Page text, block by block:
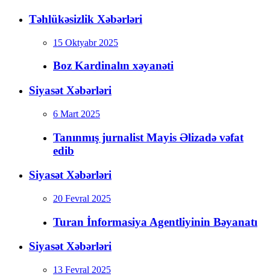
Təhlükəsizlik Xəbərləri
15 Oktyabr 2025
Boz Kardinalın xəyanəti
Siyasət Xəbərləri
6 Mart 2025
Tanınmış jurnalist Mayis Əlizadə vəfat
edib
Siyasət Xəbərləri
20 Fevral 2025
Turan İnformasiya Agentliyinin Bəyanatı
Siyasət Xəbərləri
13 Fevral 2025